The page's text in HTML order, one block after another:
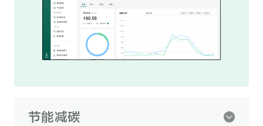
节能减碳